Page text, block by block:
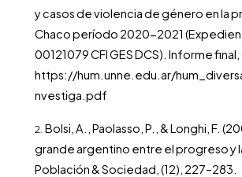
y casos de violencia de género en la
Chaco período 2020-2021
00121079 CFI GES DCS). Informe final,
https://hum.unne.edu.ar/
nvestiga.pdf
Bolsi, A., Paolasso, P., & Longhi, F.
grande argentino entre el progreso y
Población & Sociedad, (12), 227–283.